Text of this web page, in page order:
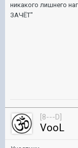
никакого лишнего
ЗАЧЁТ"
[8---D]
VooL